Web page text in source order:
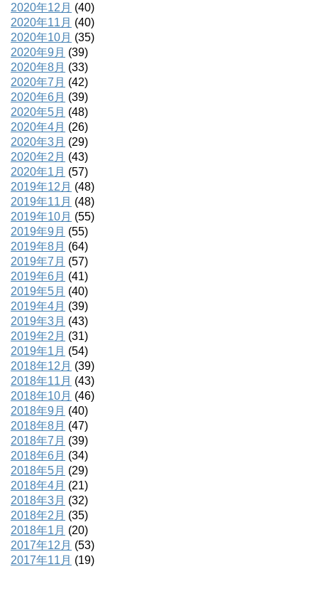
2020年12月 (40)
2020年11月 (40)
2020年10月 (35)
2020年9月 (39)
2020年8月 (33)
2020年7月 (42)
2020年6月 (39)
2020年5月 (48)
2020年4月 (26)
2020年3月 (29)
2020年2月 (43)
2020年1月 (57)
2019年12月 (48)
2019年11月 (48)
2019年10月 (55)
2019年9月 (55)
2019年8月 (64)
2019年7月 (57)
2019年6月 (41)
2019年5月 (40)
2019年4月 (39)
2019年3月 (43)
2019年2月 (31)
2019年1月 (54)
2018年12月 (39)
2018年11月 (43)
2018年10月 (46)
2018年9月 (40)
2018年8月 (47)
2018年7月 (39)
2018年6月 (34)
2018年5月 (29)
2018年4月 (21)
2018年3月 (32)
2018年2月 (35)
2018年1月 (20)
2017年12月 (53)
2017年11月 (19)